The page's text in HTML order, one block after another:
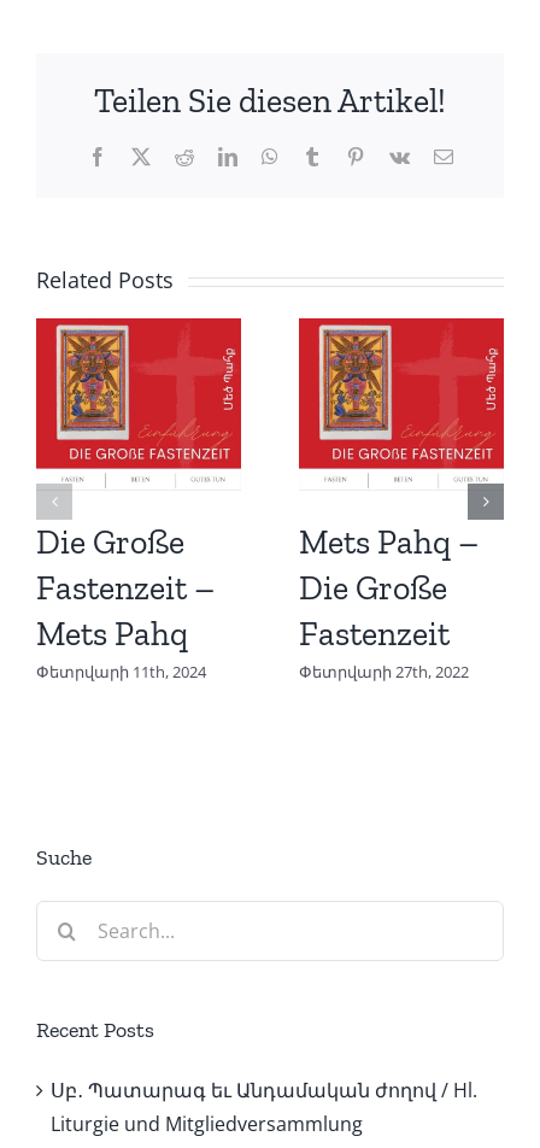
Teilen Sie diesen Artikel!
Facebook
X RedditLinkedInWhatsApp
TumblrPinterest
Vk Email
Related Posts
Die Große
Fastenzeit –
Mets Pahq
Փետրվարի 11th, 2024
Mets Pahq –
Die Große
Fastenzeit
Փետրվարի 27th, 2022
Suche
Search
Recent Posts
Սբ․ Պատարագ եւ Անդամական ժողով / Hl.
Liturgie und Mitgliedversammlung